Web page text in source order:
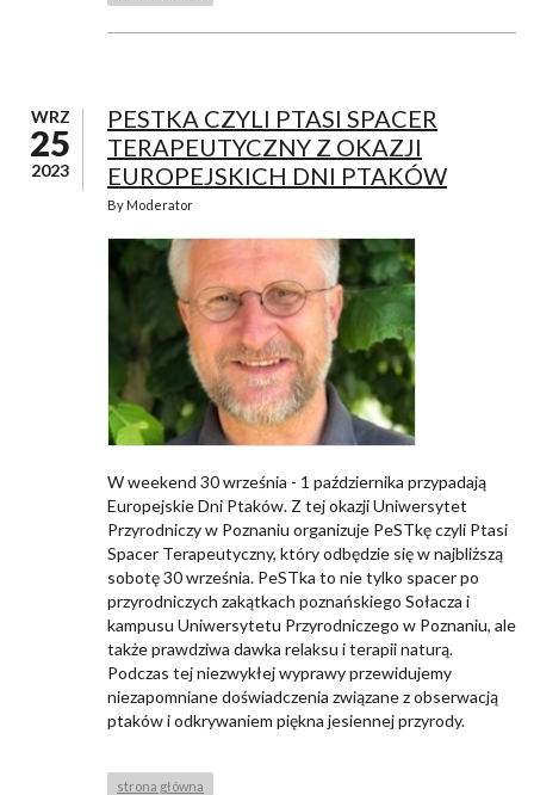
WRZ
25
2023
PESTKA CZYLI PTASI SPACER
TERAPEUTYCZNY Z OKAZJI
EUROPEJSKICH DNI PTAKÓW
By Moderator
W weekend 30 września - 1 października przypadają
Europejskie Dni Ptaków. Z tej okazji Uniwersytet
Przyrodniczy w Poznaniu organizuje PeSTkę czyli Ptasi
Spacer Terapeutyczny, który odbędzie się w najbliższą
sobotę 30 września. PeSTka to nie tylko spacer po
przyrodniczych zakątkach poznańskiego Sołacza i
kampusu Uniwersytetu Przyrodniczego w Poznaniu, ale
także prawdziwa dawka relaksu i terapii naturą.
Podczas tej niezwykłej wyprawy przewidujemy
niezapomniane doświadczenia związane z obserwacją
ptaków i odkrywaniem piękna jesiennej przyrody.
strona główna